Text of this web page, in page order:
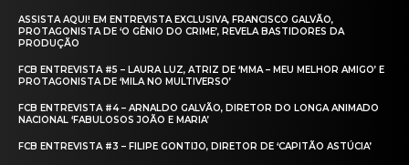
ASSISTA AQUI! EM ENTREVISTA EXCLUSIVA, FRANCISCO GALVÃO,
PROTAGONISTA DE ‘O GÊNIO DO CRIME’, REVELA BASTIDORES DA
PRODUÇÃO
FCB ENTREVISTA #5 – LAURA LUZ, ATRIZ DE ‘MMA – MEU MELHOR AMIGO’ E
PROTAGONISTA DE ‘MILA NO MULTIVERSO’
FCB ENTREVISTA #4 – ARNALDO GALVÃO, DIRETOR DO LONGA ANIMADO
NACIONAL ‘FABULOSOS JOÃO E MARIA’
FCB ENTREVISTA #3 – FILIPE GONTIJO, DIRETOR DE ‘CAPITÃO ASTÚCIA’